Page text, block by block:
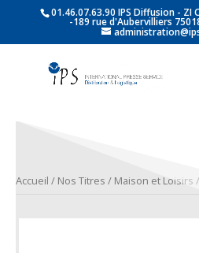
01.46.07.63.90 IPS Diffusion - ZI
-189 rue d'Aubervilliers 75018
Accueil / Nos Titres / Maison et Loisirs